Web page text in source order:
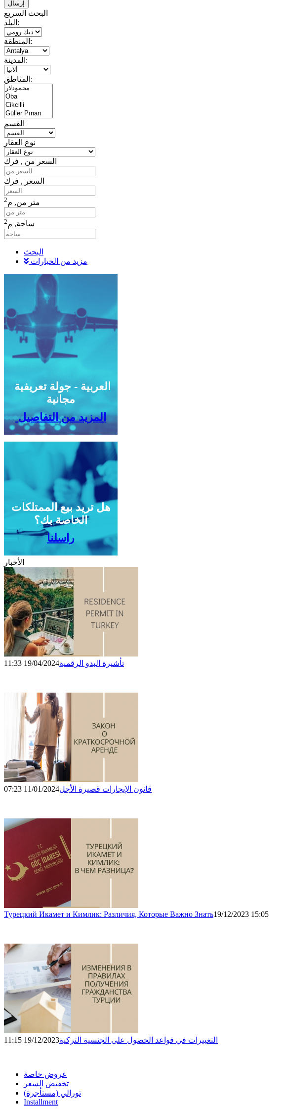
البحث السريع
البلد:
المنطقة:
المدينة:
المناطق:
القسم
نوع العقار
السعر من , فرك
السعر , فرك
متر من, م2
ساحة, م2
البحث
مزيد من الخيارات
مجانية
المزيد من التفاصيل
هل تريد بيع الممتلكات
الخاصة بك؟
راسلنا
الأخبار
تأشيرة البدو الرقمية19/04/2024 11:33
قانون الإيجارات قصيرة الأجل11/01/2024 07:23
Турецкий Икамет и Кимлик: Различия, Которые Важно Знать19/12/2023 15:05
التغييرات في قواعد الحصول على الجنسية التركية19/12/2023 11:15
عروض خاصة
تخفيض السعر
تورالي (مستأجرة)
Installment